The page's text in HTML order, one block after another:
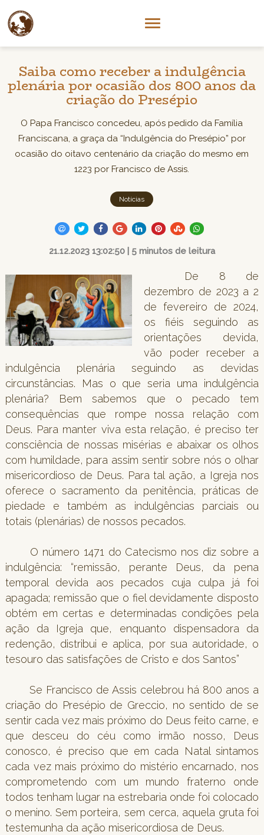
Saiba como receber a indulgência
plenária por ocasião dos 800 anos da
criação do Presépio
O Papa Francisco concedeu, após pedido da Família
Franciscana, a graça da “Indulgência do Presépio” por
ocasião do oitavo centenário da criação do mesmo em
1223 por Francisco de Assis.
Notícias
21.12.2023 13:02:50 | 5 minutos de leitura
De 8 de
dezembro de 2023 a 2
de fevereiro de 2024,
os fiéis seguindo as
orientações devida,
vão poder receber a
indulgência plenária seguindo as devidas
circunstâncias. Mas o que seria uma indulgência
plenária? Bem sabemos que o pecado tem
consequências que rompe nossa relação com
Deus. Para manter viva esta relação, é preciso ter
consciência de nossas misérias e abaixar os olhos
com humildade, para assim sentir sobre nós o olhar
misericordioso de Deus. Para tal ação, a Igreja nos
oferece o sacramento da penitência, práticas de
piedade e também as indulgências parciais ou
totais (plenárias) de nossos pecados.
O número 1471 do Catecismo nos diz sobre a
indulgência: “remissão, perante Deus, da pena
temporal devida aos pecados cuja culpa já foi
apagada; remissão que o fiel devidamente disposto
obtém em certas e determinadas condições pela
ação da Igreja que, enquanto dispensadora da
redenção, distribui e aplica, por sua autoridade, o
tesouro das satisfações de Cristo e dos Santos”
Se Francisco de Assis celebrou há 800 anos a
criação do Presépio de Greccio, no sentido de se
sentir cada vez mais próximo do Deus feito carne, e
que desceu do céu como irmão nosso, Deus
conosco, é preciso que em cada Natal sintamos
cada vez mais próximo do mistério encarnado, nos
comprometendo com um mundo fraterno onde
todos tenham lugar na estrebaria onde foi colocado
o menino. Sem porteira, sem cerca, aquela gruta foi
testemunha da ação misericordiosa de Deus.